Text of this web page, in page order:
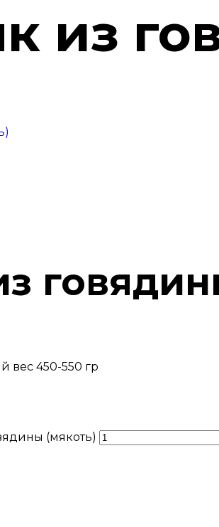
из
вес 450-550 гр
(мякоть)